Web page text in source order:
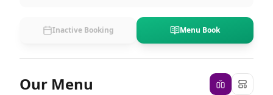
Inactive Booking Menu Book
Our Menu